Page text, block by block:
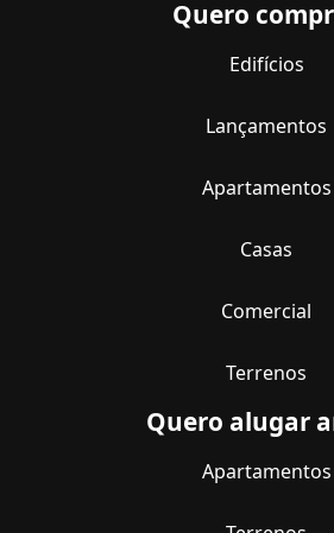
Quero
Edifícios
Lançamentos
Apartamentos
Casas
Comercial
Terrenos
Quero alugar
Apartamentos